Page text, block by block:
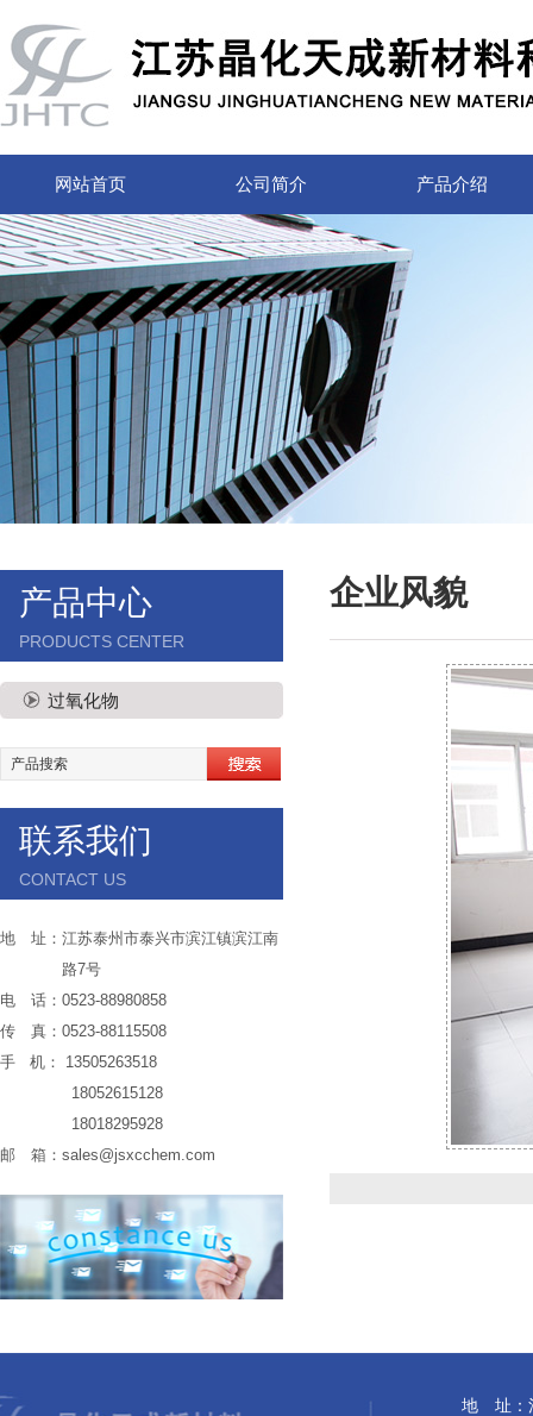
网站首页 公司简介 产品介绍
产品中心
PRODUCTS CENTER
过氧化物
联系我们
CONTACT US
地 址：江苏泰州市泰兴市滨江镇滨江南
路7号
电 话：0523-88980858
传 真：0523-88115508
手 机： 13505263518
18052615128
18018295928
邮 箱： sales@jsxcchem.com
企业风貌
地 址：